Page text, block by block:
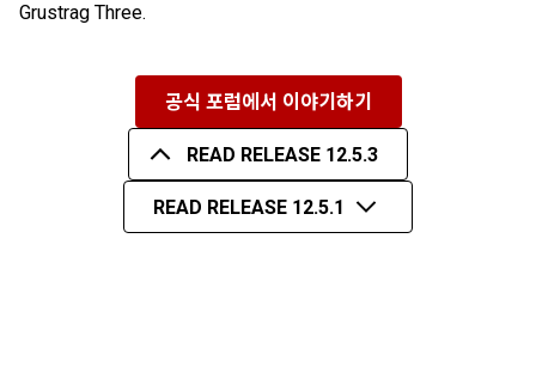
Grustrag Three.
공식 포럼에서 이야기하기
READ RELEASE 12.5.3
READ RELEASE 12.5.1